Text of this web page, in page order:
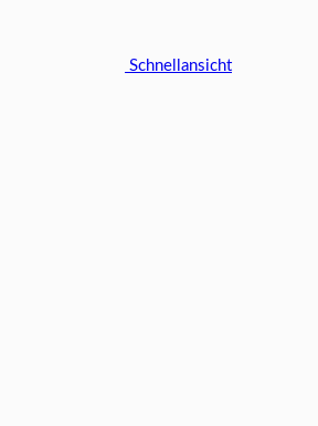
Schnellansicht